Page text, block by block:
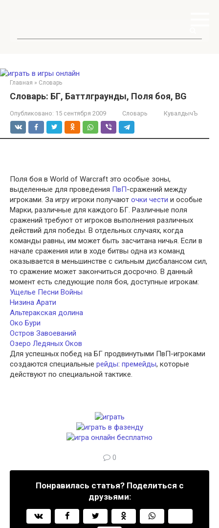
Главная » Словарь
Словарь: БГ, Баттлграунды, Поля боя, BG
Опубликовано: 15 сентября 2009 Словарь КувалдычЪ
Поля боя в World of Warcraft это особые зоны,
выделенные для проведения ПвП-сражений между
игроками. За игру игроки получают очки чести и особые
Марки, различные для каждого БГ. Различные поля
сражений требуют от игроков выполнения различных
действий для победы. В отдельных случаях, когда
команды равны, им может быть засчитана ничья. Если в
начале сражения или в ходе битвы одна из команд
оказывается в меньшинстве с сильным дисбалансом сил,
то сражение может закончиться досрочно. В данный
момент есть следующие поля боя, доступные игрокам:
Ущелье Песни Войны
Низина Арати
Альтеракская долина
Око Бури
Остров Завоеваний
Озеро Ледяных Оков
Для успешных побед на БГ продвинутыми ПвП-игроками
создаются специальные рейды: премейды, которые
действуют по специальной тактике.
0
Понравилась статья? Поделиться с
друзьями: